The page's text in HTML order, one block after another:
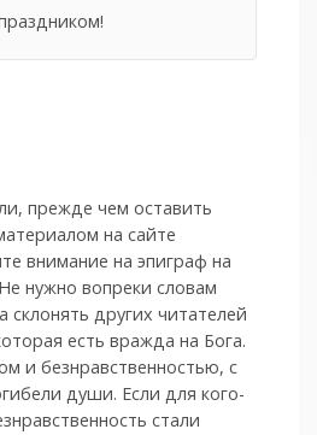
прежде чем оставить
на сайте
внимание на эпиграф на
нужно вопреки словам
склонять других читателей
есть вражда на Бога.
и без­нрав­ствен­ностью, с
души. Если для кого-
стали